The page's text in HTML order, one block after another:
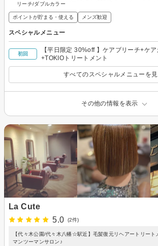
リーチ/ダブルカラー
ポイントが貯まる・使える メンズ歓迎
スペシャルメニュー
初回
【平日限定 30%off 】ケアブリーチ+ケア
+TOKIOトリートメント
すべてのスペシャルメニューを
その他の情報を表示
La Cute
5.0
(2件)
【代々木公園/代々木八幡☆駅近】毛髪復元リヘアートリート
マンツーマンサロン♪